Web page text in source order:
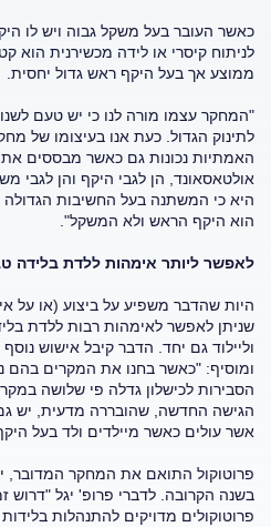
כאשר העובר בעל משקל גבוה ויש לו
לניתוח קיסרי או לידה מכשירנית הוא
ממוצע אך בעל היקף ראש גדול יחסית.
"המחקר עצמו מורה לנו כי יש טעם
לתינוק הגדול. כעת אנו בעיצומו של
האמתיות נכונות גם כאשר מבססים
אולטאסאונד, הן לגבי היקף והן
היא כי המשתנה בעל החשיבות הגדולה
הוא היקף הראש ולא המשקל".
לאפשר ליותר אימהות ללדת בלידה
היות שהדבר משפיע על ביצוע (או על אי
שניתן לאפשר לאימהות רבות ללדת
וליילוד גם יחד. הדבר קיבל אישוש
ומוסיף: "כאשר בחנו את המקרים בהם
הסבירות לכישלון גדלה פי שלושה
הגישה החדשה, שהובררה מדעית, יש
אשר עולים כאשר מיילדים ולד בעל
פרוטוקול התואם את המחקר המדובר,
בשנה הקרובה. לדברי פרופ' יגל "דרוש
פרוטוקולים מדויקים להתנהלות